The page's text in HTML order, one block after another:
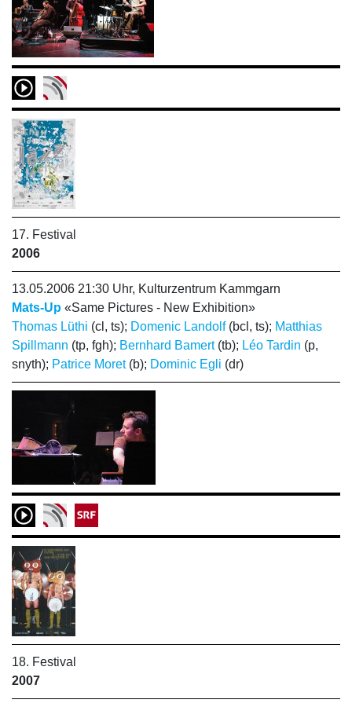
17. Festival
2006
13.05.2006 21:30 Uhr, Kulturzentrum Kammgarn
Mats-Up «Same Pictures - New Exhibition»
Thomas Lüthi (cl, ts); Domenic Landolf(bcl, ts); Matthias
Spillmann (tp, fgh); Bernhard Bamert(tb); Léo Tardin (p,
snyth); Patrice Moret(b); Dominic Egli (dr)
18. Festival
2007